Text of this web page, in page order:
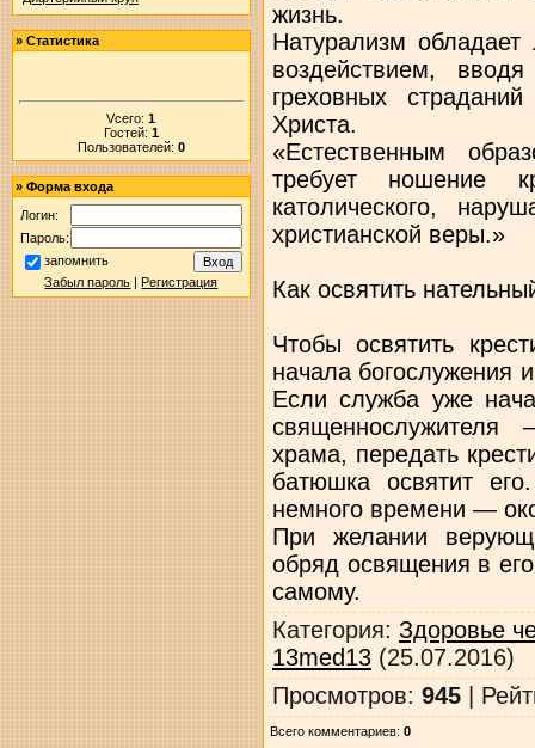
» Статистика
Vсего:1
Гостей: 1
Пользователей: 0
» Форма входа
Логин:
Пароль:
запомнить
Забыл пароль |Регистрация
жизнь.
Натурализм
воздействием,
греховных
Христа.
«Естественным
требует ношение
католического,
христианской веры.»
Как освятить
Чтобы освятить
начала богослужения
Если служба уже
храма, передать
батюшка освятит
немного времени —
При желании
обряд освящения в
самому.
Категория: Здоровье
13med13(25.07.2016)
Просмотров: 945|
Всего комментариев: 0